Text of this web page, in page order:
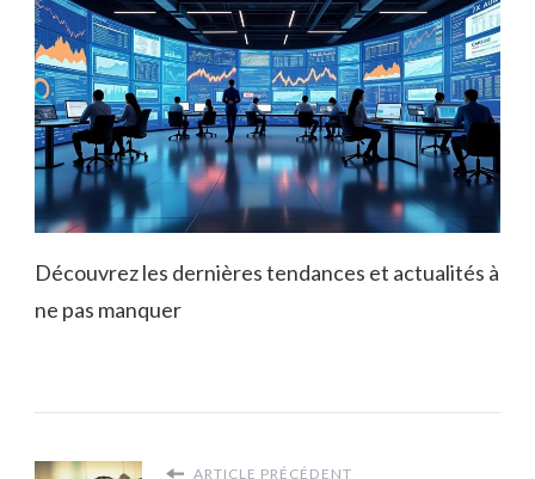
Découvrez les dernières tendances et actualités à
ne pas manquer
ARTICLE PRÉCÉDENT